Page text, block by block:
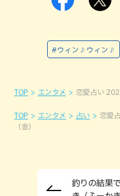
#ウィン♪ウィン♪
TOP エンタメ 恋愛占い
TOP エンタメ 占い
恋愛
（金）
釣りの結果